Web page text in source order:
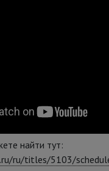
найти тут:
ru/titles/5103/